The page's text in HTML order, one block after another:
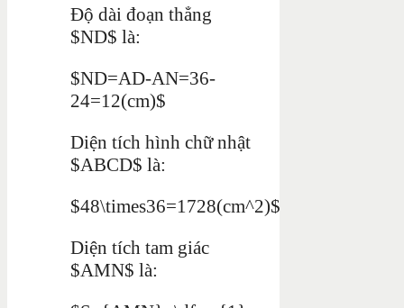
Độ dài đoạn thẳng
$ND$ là:
$ND=AD-AN=36-
24=12(cm)$
Diện tích hình chữ nhật
$ABCD$ là:
$48\times36=1728(cm^2)$
Diện tích tam giác
$AMN$ là: